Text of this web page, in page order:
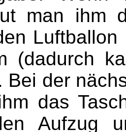
man ihm
(dadurch
Bei der
das
Aufzug